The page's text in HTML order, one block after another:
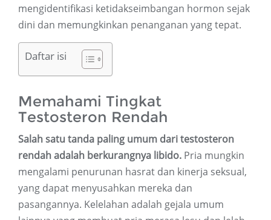
mengidentifikasi ketidakseimbangan hormon sejak
dini dan memungkinkan penanganan yang tepat.
Daftar isi
Memahami Tingkat
Testosteron Rendah
Salah satu tanda paling umum dari testosteron
rendah adalah berkurangnya libido. Pria mungkin
mengalami penurunan hasrat dan kinerja seksual,
yang dapat menyusahkan mereka dan
pasangannya. Kelelahan adalah gejala umum